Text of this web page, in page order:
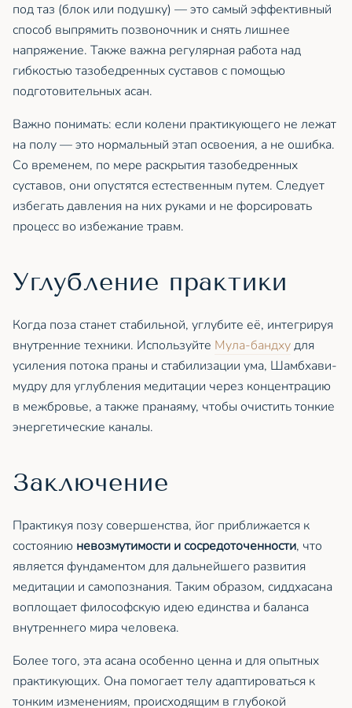
под таз (блок или подушку) — это самый эффективный
способ выпрямить позвоночник и снять лишнее
напряжение. Также важна регулярная работа над
гибкостью тазобедренных суставов с помощью
подготовительных асан.
Важно понимать: если колени практикующего не лежат
на полу — это нормальный этап освоения, а не ошибка.
Со временем, по мере раскрытия тазобедренных
суставов, они опустятся естественным путем. Следует
избегать давления на них руками и не форсировать
процесс во избежание травм.
Углубление практики
Когда поза станет стабильной, углубите её, интегрируя
внутренние техники. Используйте Мула-бандхудля
усиления потока праны и стабилизации ума, Шамбхави-
мудру для углубления медитации через концентрацию
в межбровье, а также пранаяму, чтобы очистить тонкие
энергетические каналы.
Заключение
Практикуя позу совершенства, йог приближается к
состоянию невозмутимости и сосредоточенности, что
является фундаментом для дальнейшего развития
медитации и самопознания. Таким образом, сиддхасана
воплощает философскую идею единства и баланса
внутреннего мира человека.
Более того, эта асана особенно ценна и для опытных
практикующих. Она помогает телу адаптироваться к
тонким изменениям, происходящим в глубокой